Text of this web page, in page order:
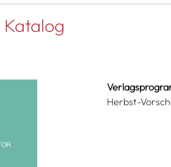
Katalog
Herbst-